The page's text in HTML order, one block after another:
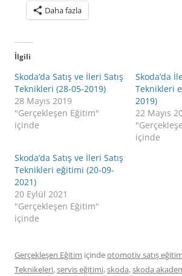
Daha fazla
İlgili
Skoda’da Satış ve İleri Satış
Teknikleri (28-05-2019)
28 Mayıs 2019
"Gerçekleşen Eğitim"
içinde
Skoda’da
Teknikleri
2019)
22 Mayıs
içinde
Skoda’da Satış ve İleri Satış
Teknikleri eğitimi (20-09-
2021)
20 Eylül 2021
"Gerçekleşen Eğitim"
içinde
Gerçekleşen Eğitim içindeotomotiv satış eğitim
Teknikeleri,servis eğitimi,skoda,skoda